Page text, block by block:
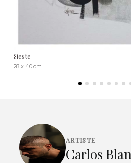
Sieste
28 x 40 cm
ARTISTE
Carlos